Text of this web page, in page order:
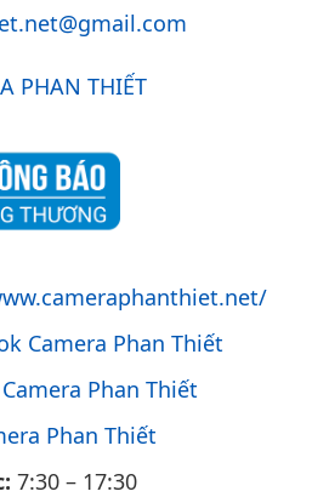
PHAN THIẾT
Camera Phan Thiết
Phan Thiết
Phan Thiết
7:30 – 17:30